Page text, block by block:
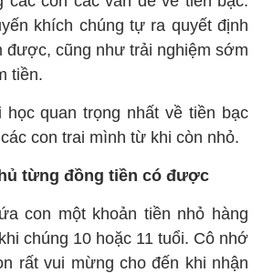
khích chúng tự ra quyết định
được, cũng như trải nghiệm sớm
tiền.
quan trọng nhất về tiền bạc
con trai mình từ khi còn nhỏ.
từng đồng tiền có được
con một khoản tiền nhỏ hàng
chúng 10 hoặc 11 tuổi. Cô nhớ
rất vui mừng cho đến khi nhận